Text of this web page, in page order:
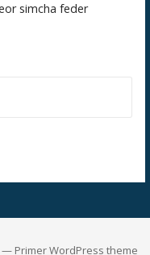
simcha feder
— Primer WordPress theme